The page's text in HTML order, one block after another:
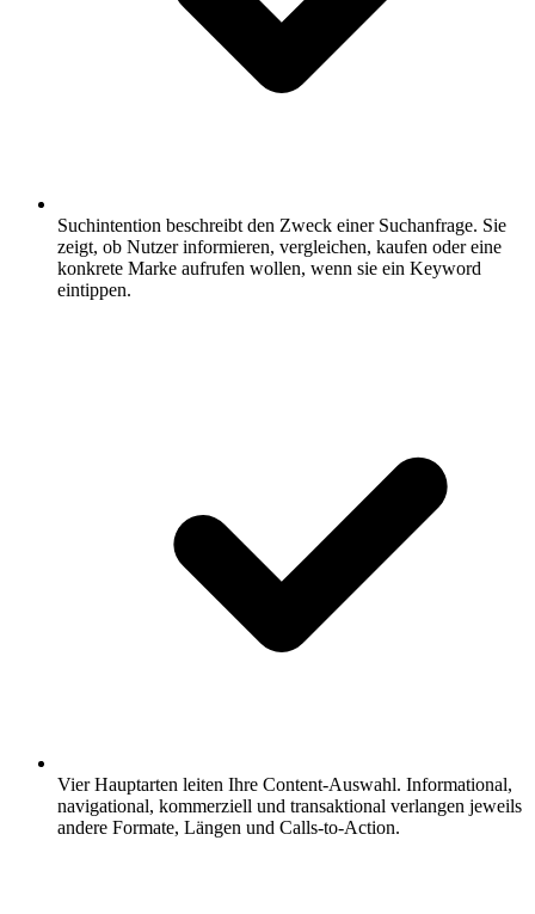
Suchintention beschreibt den Zweck einer Suchanfrage. Sie
zeigt, ob Nutzer informieren, vergleichen, kaufen oder eine
konkrete Marke aufrufen wollen, wenn sie ein Keyword
eintippen.
Vier Hauptarten leiten Ihre Content-Auswahl. Informational,
navigational, kommerziell und transaktional verlangen jeweils
andere Formate, Längen und Calls-to-Action.